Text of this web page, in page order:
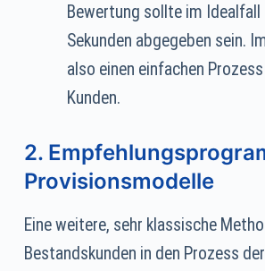
Bewertung sollte im Idealfall
Sekunden abgegeben sein.
also einen einfachen
Kunden.
2.
Provisionsmodelle
Eine weitere, sehr klassische
Bestandskunden in den Prozess